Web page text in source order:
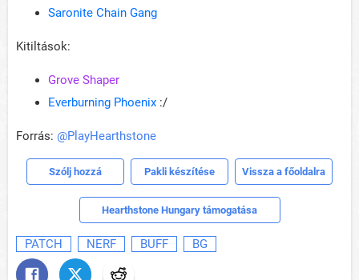
Saronite Chain Gang
Kitiltások:
Grove Shaper
Everburning Phoenix :/
Forrás: @PlayHearthstone
Szólj hozzá Pakli készítése Vissza a főoldalra
Hearthstone Hungary támogatása
PATCH NERF BUFF BG